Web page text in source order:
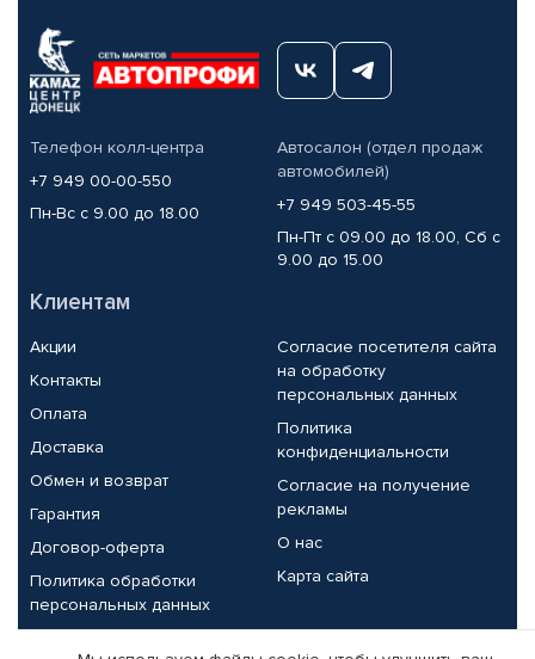
Телефон колл-центра
+7 949 00-00-550
Пн-Вс с 9.00 до 18.00
Автосалон (отдел продаж
автомобилей)
+7 949 503-45-55
Пн-Пт с 09.00 до 18.00, Сб с
9.00 до 15.00
Клиентам
Акции
Контакты
Оплата
Доставка
Обмен и возврат
Гарантия
Договор-оферта
Политика обработки
персональных данных
Согласие посетителя сайта
на обработку
персональных данных
Политика
конфиденциальности
Согласие на получение
рекламы
О нас
Карта сайта